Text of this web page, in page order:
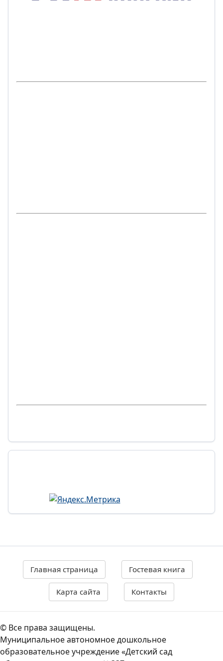
Главная страница Гостевая книга
Карта сайта Контакты
© Все права защищены.
Муниципальное автономное дошкольное
образовательное учреждение «Детский сад